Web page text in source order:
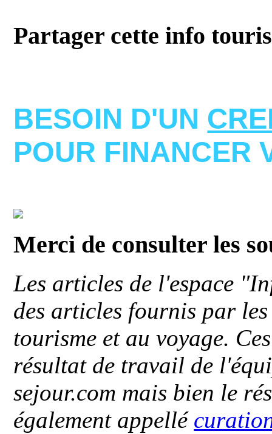
Partager cette info
BESOIN D'UN
POUR FINANCER
Merci de consulter les
Les articles de l'espace
des articles fournis par
tourisme et au voyage.
résultat de travail de
sejour.com mais bien le
également appellé